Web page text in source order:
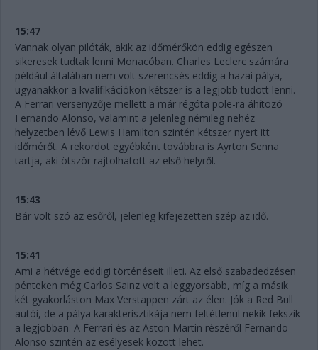
15:47
Vannak olyan pilóták, akik az időmérőkön eddig egészen
sikeresek tudtak lenni Monacóban. Charles Leclerc számára
például általában nem volt szerencsés eddig a hazai pálya,
ugyanakkor a kvalifikációkon kétszer is a legjobb tudott lenni.
A Ferrari versenyzője mellett a már régóta pole-ra áhítozó
Fernando Alonso, valamint a jelenleg némileg nehéz
helyzetben lévő Lewis Hamilton szintén kétszer nyert itt
időmérőt. A rekordot egyébként továbbra is Ayrton Senna
tartja, aki ötször rajtolhatott az első helyről.
15:43
Bár volt szó az esőről, jelenleg kifejezetten szép az idő.
15:41
Ami a hétvége eddigi történéseit illeti. Az első szabadedzésen
pénteken még Carlos Sainz volt a leggyorsabb, míg a másik
két gyakorláston Max Verstappen zárt az élen. Jók a Red Bull
autói, de a pálya karakterisztikája nem feltétlenül nekik fekszik
a legjobban. A Ferrari és az Aston Martin részéről Fernando
Alonso szintén az esélyesek között lehet.